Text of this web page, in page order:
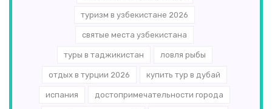
туризм в узбекистане 2026
святые места узбекистана
туры в таджикистан ловля рыбы
отдых в турции 2026 купить тур в дубай
испания достопримечательности города